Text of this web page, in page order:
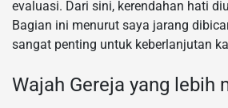
evaluasi. Dari sini, kerendahan hati
Bagian ini menurut saya jarang
sangat penting untuk keberlanjutan
Wajah Gereja yang lebih